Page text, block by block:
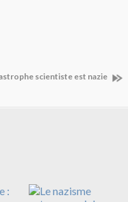
scientiste est nazie